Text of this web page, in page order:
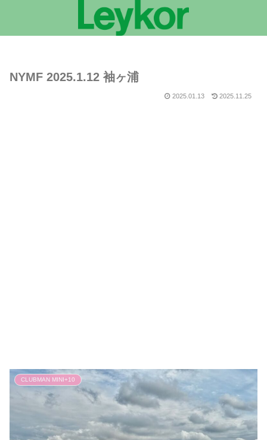
NYMF 2025.1.12 袖ヶ浦
2025.01.13 2025.11.25
CLUBMAN MINI+10